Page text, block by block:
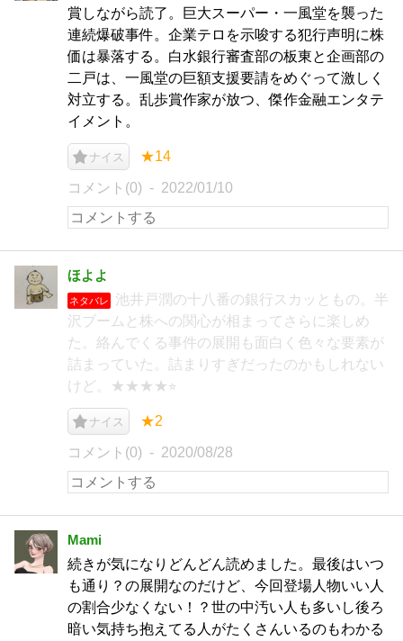
賞しながら読了。巨大スーパー・一風堂を襲った
連続爆破事件。企業テロを示唆する犯行声明に株
価は暴落する。白水銀行審査部の板東と企画部の
二戸は、一風堂の巨額支援要請をめぐって激しく
対立する。乱歩賞作家が放つ、傑作金融エンタテ
イメント。
ナイス ★14
コメント(0) 2022/01/10
ほよよ
ネタバレ
池井戸潤の十八番の銀行スカッともの。半
沢ブームと株への関心が相まってさらに楽しめ
た。絡んでくる事件の展開も面白く色々な要素が
詰まっていた。詰まりすぎだったのかもしれない
けど。★★★★⭐︎
ナイス ★2
コメント(0) 2020/08/28
Mami
続きが気になりどんどん読めました。最後はいつ
も通り？の展開なのだけど、今回登場人物いい人
の割合少なくない！？世の中汚い人も多いし後ろ
暗い気持ち抱えてる人がたくさんいるのもわかる